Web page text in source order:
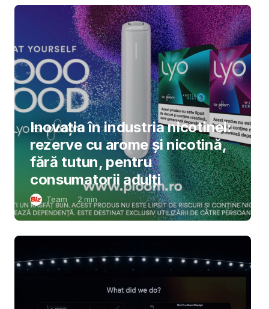
Inovația în industria nicotinei:
rezerve cu arome și nicotină,
fără tutun, pentru
consumatorii adulți
Team 2 min